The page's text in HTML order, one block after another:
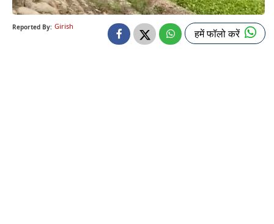
Reported By: Girish
हमें फॉलो करें